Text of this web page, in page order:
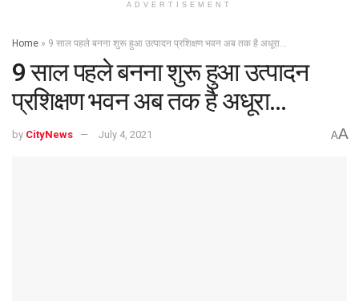
ADVERTISEMENT
Home » 9 साल पहले बनना शुरू हुआ उत्पादन प्रशिक्षण भवन अब तक है अधूरा…
9 साल पहले बनना शुरू हुआ उत्पादन
प्रशिक्षण भवन अब तक है अधूरा…
by CityNews July 4, 2021 AA